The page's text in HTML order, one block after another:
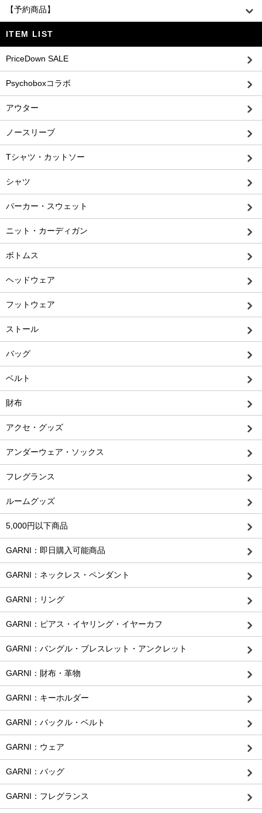
【予約商品】
ITEM LIST
PriceDown SALE
Psychoboxコラボ
アウター
ノースリーブ
Tシャツ・カットソー
シャツ
パーカー・スウェット
ニット・カーディガン
ボトムス
ヘッドウェア
フットウェア
ストール
バッグ
ベルト
財布
アクセ・グッズ
アンダーウェア・ソックス
フレグランス
ルームグッズ
5,000円以下商品
GARNI：即日購入可能商品
GARNI：ネックレス・ペンダント
GARNI：リング
GARNI：ピアス・イヤリング・イヤーカフ
GARNI：バングル・ブレスレット・アンクレット
GARNI：財布・革物
GARNI：キーホルダー
GARNI：バックル・ベルト
GARNI：ウェア
GARNI：バッグ
GARNI：フレグランス